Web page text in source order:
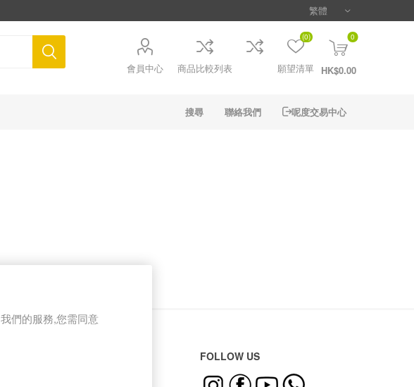
會員中心 商品比較列表 願望清單
(0) 0
HK$0.00
搜尋 聯絡我們 呢度交易中心
FOLLOW US
們的服務,您需同意